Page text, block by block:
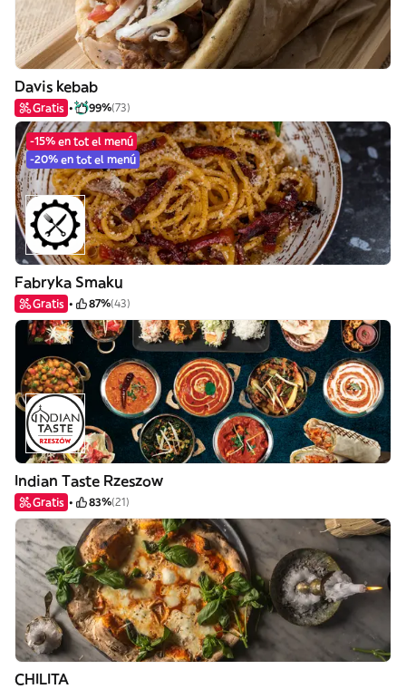
Davis kebab
Gratis 99%(73)
-15% en tot el menú
-20% en tot el menú
Fabryka Smaku
Gratis 87%(43)
Indian Taste Rzeszow
Gratis 83%(21)
CHILITA